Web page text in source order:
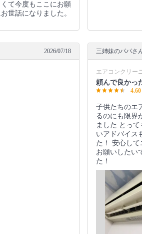
て今度もここにお願
世話になりました。
2026/07/18 三姉妹のパパさ
エアコンクリー
頼んで良かっ
4.60
子供たちのエ
るのにも限界
ました とっ
いアドバイス
た！ 安心し
お願いしたい
た！